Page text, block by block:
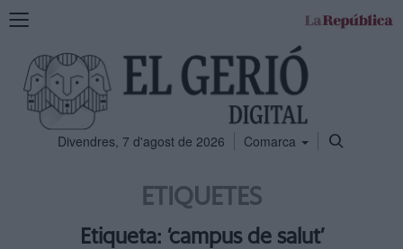
Mostra
navegació
Divendres, 7 d'agost de 2026 Comarca
ETIQUETES
Etiqueta: ‘campus de salut’